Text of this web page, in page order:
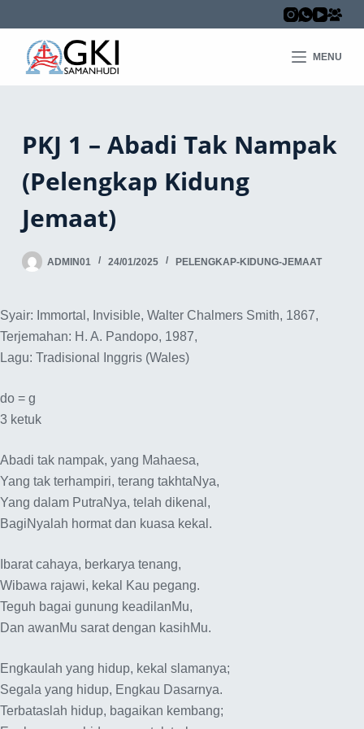
MENU
PKJ 1 – Abadi Tak Nampak
(Pelengkap Kidung
Jemaat)
ADMIN01 24/01/2025 PELENGKAP-KIDUNG-JEMAAT
Syair: Immortal, Invisible, Walter Chalmers Smith, 1867,
Terjemahan: H. A. Pandopo, 1987,
Lagu: Tradisional Inggris (Wales)
do = g
3 ketuk
Abadi tak nampak, yang Mahaesa,
Yang tak terhampiri, terang takhtaNya,
Yang dalam PutraNya, telah dikenal,
BagiNyalah hormat dan kuasa kekal.
Ibarat cahaya, berkarya tenang,
Wibawa rajawi, kekal Kau pegang.
Teguh bagai gunung keadilanMu,
Dan awanMu sarat dengan kasihMu.
Engkaulah yang hidup, kekal slamanya;
Segala yang hidup, Engkau Dasarnya.
Terbataslah hidup, bagaikan kembang;